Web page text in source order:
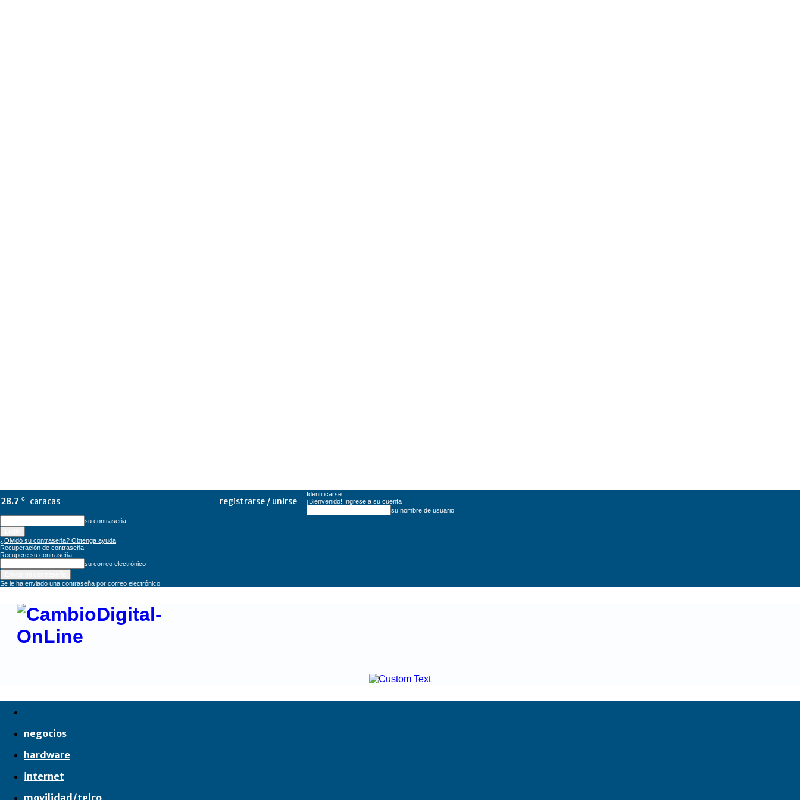
28.7 C caracas registrarse / unirse
Identificarse
¡Bienvenido! Ingrese a su cuenta
su nombre de usuario
su contraseña
¿Olvidó su contraseña? Obtenga ayuda
Recuperación de contraseña
Recupere su contraseña
su correo electrónico
Se le ha enviado una contraseña por correo electrónico.
CambioDigital
OnLine
negocios
hardware
internet
movilidad/telco